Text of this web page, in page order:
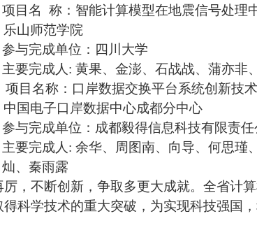
项 目 名
称：智能计算模型在地震信号处理
山师范学院
参与完成单位：四川大学
主要完成人 : 黄果、金澎、石战战、蒲亦非
项 目 名称： 口岸数据交换平台系统创新技
国电子口岸数据中心成都分中心
参与完成单位：成都毅得信息科技有限责任
主要完成人 : 余华、周图南、向导、何思瑾
灿、秦雨露
，不断创新，争取多更大成就。全省计
科学技术的重大突破，为实现科技强国